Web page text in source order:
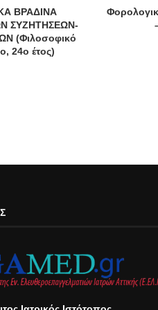
ΒΡΑΔΙΝΑ
ΣΥΖΗΤΗΣΕΩΝ-
(Φιλοσοφικό
24ο έτος)